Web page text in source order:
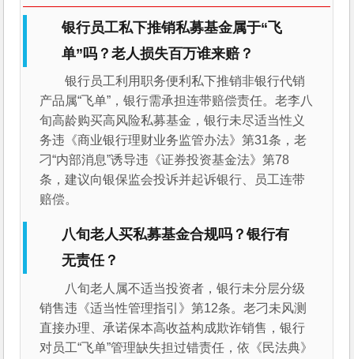
银行员工私下推销私募基金属于“飞
单”吗？老人损失百万谁来赔？
银行员工利用职务便利私下推销非银行代销
产品属“飞单”，银行需承担连带赔偿责任。老李八
旬高龄购买高风险私募基金，银行未尽适当性义
务违《商业银行理财业务监管办法》第31条，老
刁“内部消息”诱导违《证券投资基金法》第78
条，建议向银保监会投诉并起诉银行、员工连带
赔偿。
八旬老人买私募基金合规吗？银行有
无责任？
八旬老人属不适当投资者，银行未分层分级
销售违《适当性管理指引》第12条。老刁未风测
直接办理、承诺保本高收益构成欺诈销售，银行
对员工“飞单”管理缺失担过错责任，依《民法典》